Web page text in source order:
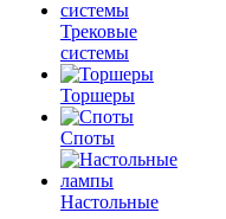
Трековые
системы
Торшеры
Споты
Настольные